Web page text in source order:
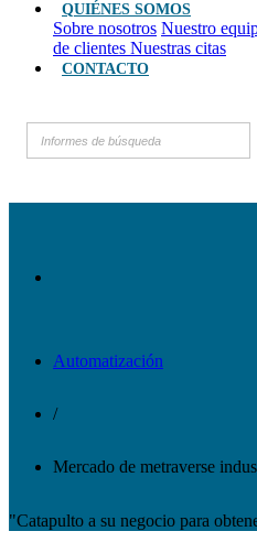
QUIÉNES SOMOS
Sobre nosotros Nuestro
de clientes Nuestras citas
CONTACTO
Automatización
/
Mercado de metraverse
"Catapulto a su negocio para